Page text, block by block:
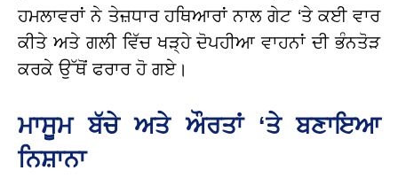
ਹਮਲਾਵਰਾਂ ਨੇ ਤੇਜ਼ਧਾਰ ਹਥਿਆਰਾਂ ਨਾਲ ਗੇਟ ‘ਤੇ ਕਈ ਵਾਰ
ਕੀਤੇ ਅਤੇ ਗਲੀ ਵਿੱਚ ਖੜ੍ਹੇ ਦੋਪਹੀਆ ਵਾਹਨਾਂ ਦੀ ਭੰਨਤੋੜ
ਕਰਕੇ ਉੱਥੋਂ ਫਰਾਰ ਹੋ ਗਏ।
ਮਾਸੂਮ ਬੱਚੇ ਅਤੇ ਔਰਤਾਂ ‘ਤੇ ਬਣਾਇਆ
ਨਿਸ਼ਾਨਾ